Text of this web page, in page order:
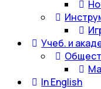
Учеб. и
In English